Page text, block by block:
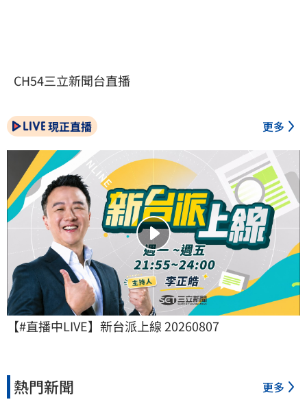
CH54三立新聞台直播
現正直播 更多
【#直播中LIVE】新台派上線 20260807
熱門新聞 更多